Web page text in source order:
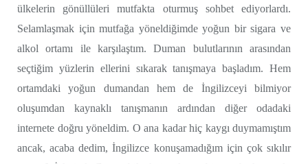
ülkelerin gönüllüleri mutfakta oturmuş sohbet ediyorlardı.
Selamlaşmak için mutfağa yöneldiğimde yoğun bir sigara ve
alkol ortamı ile karşılaştım. Duman bulutlarının arasından
seçtiğim yüzlerin ellerini sıkarak tanışmaya başladım. Hem
ortamdaki yoğun dumandan hem de İngilizceyi bilmiyor
oluşumdan kaynaklı tanışmanın ardından diğer odadaki
internete doğru yöneldim. O ana kadar hiç kaygı duymamıştım
ancak, acaba dedim, İngilizce konuşamadığım için çok sıkılır